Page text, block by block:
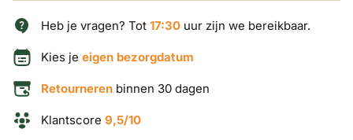
Heb je vragen? Tot 17:30 uur zijn we bereikbaar.
Kies je eigen bezorgdatum
Retourneren binnen 30 dagen
Klantscore 9,5/10